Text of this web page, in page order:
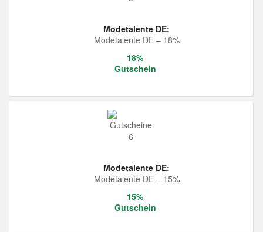
Modetalente DE:
Modetalente DE – 18%
18%
Gutschein
Modetalente DE:
Modetalente DE – 15%
15%
Gutschein